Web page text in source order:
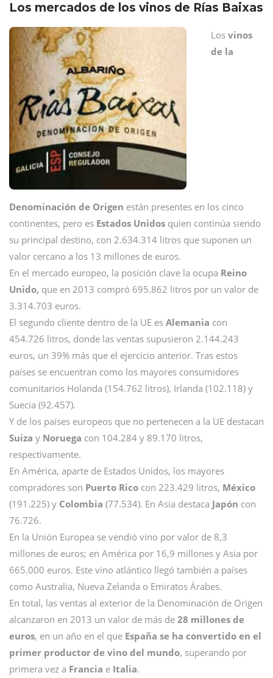
Los mercados de los vinos de Rías Baixas
Los vinos
de la
Denominación de Origen están presentes en los cinco
continentes, pero es Estados Unidos quien continúa siendo
su principal destino, con 2.634.314 litros que suponen un
valor cercano a los 13 millones de euros.
En el mercado europeo, la posición clave la ocupa Reino
Unido, que en 2013 compró 695.862 litros por un valor de
3.314.703 euros.
El segundo cliente dentro de la UE es Alemania con
454.726 litros, donde las ventas supusieron 2.144.243
euros, un 39% más que el ejercicio anterior. Tras estos
países se encuentran como los mayores consumidores
comunitarios Holanda (154.762 litros), Irlanda (102.118) y
Suecia (92.457).
Y de los países europeos que no pertenecen a la UE destacan
Suiza y Noruega con 104.284 y 89.170 litros,
respectivamente.
En América, aparte de Estados Unidos, los mayores
compradores son Puerto Rico con 223.429 litros, México
(191.225) y Colombia (77.534). En Asia destaca Japón con
76.726.
En la Unión Europea se vendió vino por valor de 8,3
millones de euros; en América por 16,9 millones y Asia por
665.000 euros. Este vino atlántico llegó también a países
como Australia, Nueva Zelanda o Emiratos Árabes.
En total, las ventas al exterior de la Denominación de Origen
alcanzaron en 2013 un valor de más de 28 millones de
euros, en un año en el que España se ha convertido en el
primer productor de vino del mundo, superando por
primera vez a Francia e Italia.